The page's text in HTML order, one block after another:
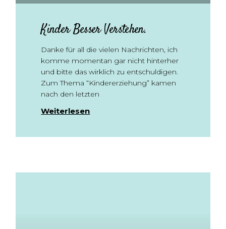
Kinder Besser Verstehen.
Danke für all die vielen Nachrichten, ich
komme momentan gar nicht hinterher
und bitte das wirklich zu entschuldigen.
Zum Thema “Kindererziehung” kamen
nach den letzten
Weiterlesen